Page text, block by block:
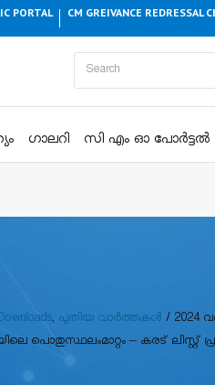
PORTAL CM GREIVANCE REDRESSAL
ഗാലറി സി എം ഓ പോർട്ടൽ
, പുതിയ വാർത്തകൾ / 2024
പൊതുസ്ഥലംമാറ്റം – കരട് ലിസ്റ്റ്